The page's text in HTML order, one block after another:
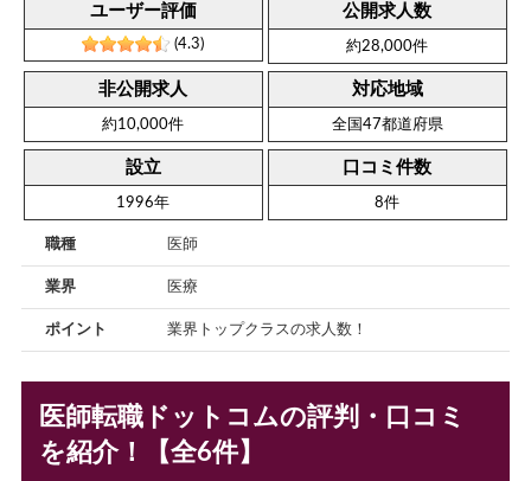
ユーザー評価
(4.3)
公開求人数
約28,000件
非公開求人
約10,000件
対応地域
全国47都道府県
設立
1996年
口コミ件数
8件
職種 医師
業界 医療
ポイント 業界トップクラスの求人数！
医師転職ドットコムの評判・口コミ
を紹介！【全6件】